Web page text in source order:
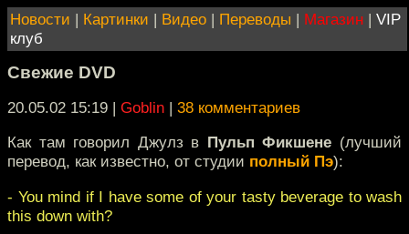
Новости | Картинки | Видео | Переводы | Магазин | VIP
клуб
Свежие DVD
20.05.02 15:19 | Goblin | 38 комментариев
Как там говорил Джулз в Пульп Фикшене (лучший
перевод, как известно, от студии полный Пэ):
- You mind if I have some of your tasty beverage to wash
this down with?